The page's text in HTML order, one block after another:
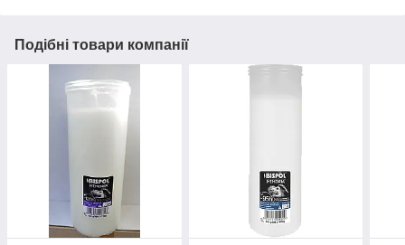
Подібні товари компанії